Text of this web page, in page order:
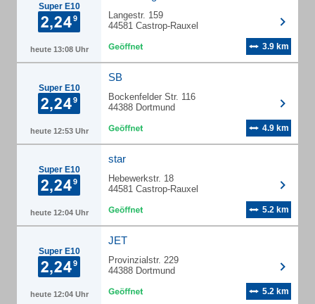
Super E10
heute 13:08 Uhr
Langestr. 159
44581 Castrop-Rauxel
3.9 km
Super E10
heute 12:53 Uhr
SB
Bockenfelder Str. 116
44388 Dortmund
4.9 km
Super E10
heute 12:04 Uhr
star
Hebewerkstr. 18
44581 Castrop-Rauxel
5.2 km
Super E10
heute 12:04 Uhr
JET
Provinzialstr. 229
44388 Dortmund
5.2 km